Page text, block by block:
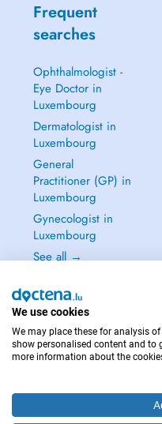
Frequent
searches
Ophthalmologist -
Eye Doctor in
Luxembourg
Dermatologist in
Luxembourg
General
Practitioner (GP) in
Luxembourg
Gynecologist in
Luxembourg
See all →
IN CASE OF
Copyright © 2026 - DOCTENA
We use cookies
We may place these for analysis
show personalised content and to
more information about the